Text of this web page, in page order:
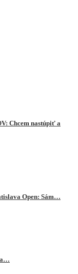
Chcem nastúpiť a
Open: Sám…